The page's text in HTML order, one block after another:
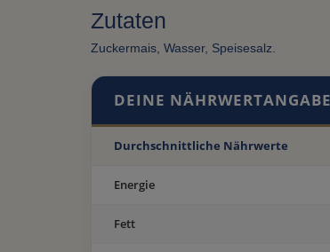
Zutaten
Zuckermais, Wasser, Speisesalz.
DEINE
Durchschnittliche Nährwerte
Energie
Fett